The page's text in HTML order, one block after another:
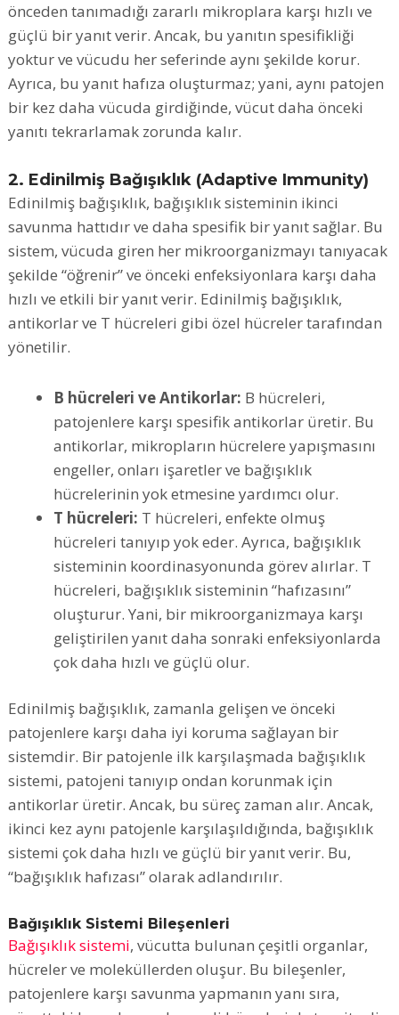
önceden tanımadığı zararlı mikroplara karşı hızlı ve
güçlü bir yanıt verir. Ancak, bu yanıtın spesifikliği
yoktur ve vücudu her seferinde aynı şekilde korur.
Ayrıca, bu yanıt hafıza oluşturmaz; yani, aynı patojen
bir kez daha vücuda girdiğinde, vücut daha önceki
yanıtı tekrarlamak zorunda kalır.
2. Edinilmiş Bağışıklık (Adaptive Immunity)
Edinilmiş bağışıklık, bağışıklık sisteminin ikinci
savunma hattıdır ve daha spesifik bir yanıt sağlar. Bu
sistem, vücuda giren her mikroorganizmayı tanıyacak
şekilde “öğrenir” ve önceki enfeksiyonlara karşı daha
hızlı ve etkili bir yanıt verir. Edinilmiş bağışıklık,
antikorlar ve T hücreleri gibi özel hücreler tarafından
yönetilir.
B hücreleri ve Antikorlar: B hücreleri,
patojenlere karşı spesifik antikorlar üretir. Bu
antikorlar, mikropların hücrelere yapışmasını
engeller, onları işaretler ve bağışıklık
hücrelerinin yok etmesine yardımcı olur.
T hücreleri: T hücreleri, enfekte olmuş
hücreleri tanıyıp yok eder. Ayrıca, bağışıklık
sisteminin koordinasyonunda görev alırlar. T
hücreleri, bağışıklık sisteminin “hafızasını”
oluşturur. Yani, bir mikroorganizmaya karşı
geliştirilen yanıt daha sonraki enfeksiyonlarda
çok daha hızlı ve güçlü olur.
Edinilmiş bağışıklık, zamanla gelişen ve önceki
patojenlere karşı daha iyi koruma sağlayan bir
sistemdir. Bir patojenle ilk karşılaşmada bağışıklık
sistemi, patojeni tanıyıp ondan korunmak için
antikorlar üretir. Ancak, bu süreç zaman alır. Ancak,
ikinci kez aynı patojenle karşılaşıldığında, bağışıklık
sistemi çok daha hızlı ve güçlü bir yanıt verir. Bu,
“bağışıklık hafızası” olarak adlandırılır.
Bağışıklık Sistemi Bileşenleri
Bağışıklık sistemi, vücutta bulunan çeşitli organlar,
hücreler ve moleküllerden oluşur. Bu bileşenler,
patojenlere karşı savunma yapmanın yanı sıra,